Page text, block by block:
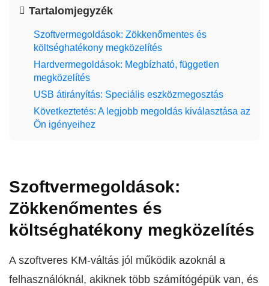
Tartalomjegyzék
Szoftvermegoldások: Zökkenőmentes és
költséghatékony megközelítés
Hardvermegoldások: Megbízható, független
megközelítés
USB átirányítás: Speciális eszközmegosztás
Következtetés: A legjobb megoldás kiválasztása az
Ön igényeihez
Szoftvermegoldások:
Zökkenőmentes és
költséghatékony megközelítés
A szoftveres KM-váltás jól működik azoknál a
felhasználóknál, akiknek több számítógépük van, és